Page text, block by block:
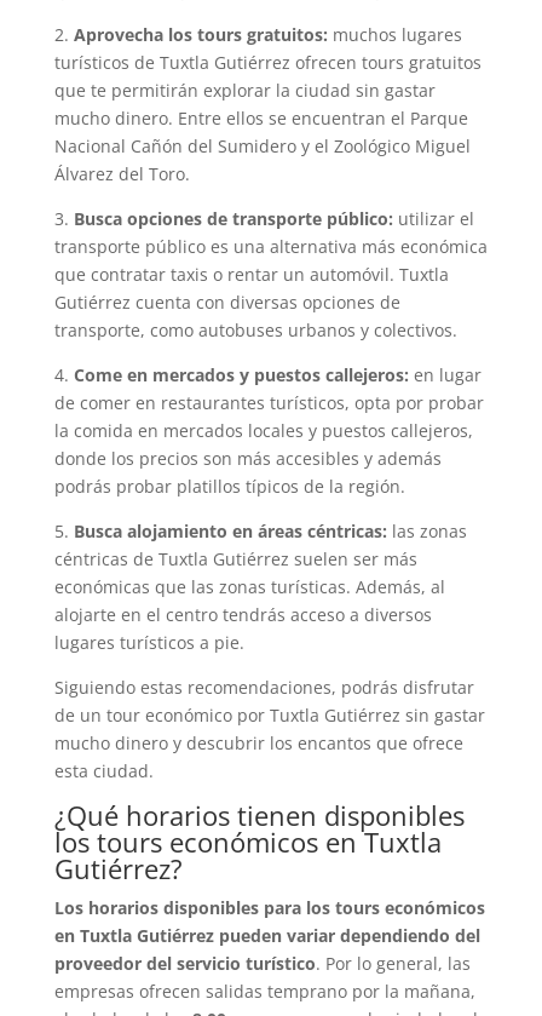
2. Aprovecha los tours gratuitos: muchos lugares
turísticos de Tuxtla Gutiérrez ofrecen tours gratuitos
que te permitirán explorar la ciudad sin gastar
mucho dinero. Entre ellos se encuentran el Parque
Nacional Cañón del Sumidero y el Zoológico Miguel
Álvarez del Toro.
3. Busca opciones de transporte público: utilizar el
transporte público es una alternativa más económica
que contratar taxis o rentar un automóvil. Tuxtla
Gutiérrez cuenta con diversas opciones de
transporte, como autobuses urbanos y colectivos.
4. Come en mercados y puestos callejeros: en lugar
de comer en restaurantes turísticos, opta por probar
la comida en mercados locales y puestos callejeros,
donde los precios son más accesibles y además
podrás probar platillos típicos de la región.
5. Busca alojamiento en áreas céntricas: las zonas
céntricas de Tuxtla Gutiérrez suelen ser más
económicas que las zonas turísticas. Además, al
alojarte en el centro tendrás acceso a diversos
lugares turísticos a pie.
Siguiendo estas recomendaciones, podrás disfrutar
de un tour económico por Tuxtla Gutiérrez sin gastar
mucho dinero y descubrir los encantos que ofrece
esta ciudad.
¿Qué horarios tienen disponibles
los tours económicos en Tuxtla
Gutiérrez?
Los horarios disponibles para los tours económicos
en Tuxtla Gutiérrez pueden variar dependiendo del
proveedor del servicio turístico. Por lo general, las
empresas ofrecen salidas temprano por la mañana,